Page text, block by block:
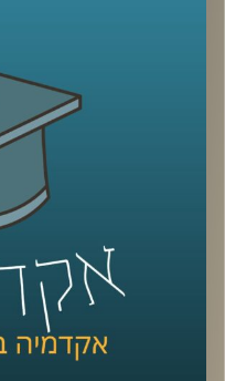
ביטחון לאומי והשפעה
בפרק של היום נדבר על
שאנחנו חיים בו, איך
במזרח התיכון, למה
ואיך שיתופי פעולה
איתנו היום ד״ר עמית מור,
כלכלי אסטרטגי ומרצה
לכלכלת אנרגיה וסביבה,
בייעוץ לממשלות, חברות
לבנק העולמי בפרויקטים